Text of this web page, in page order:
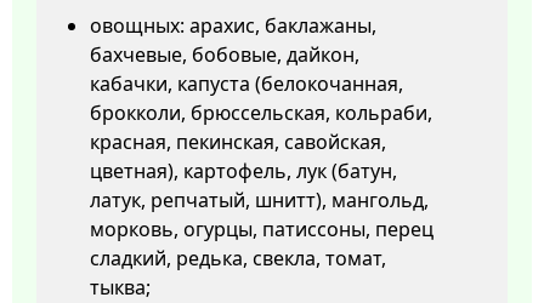
овощных: арахис, баклажаны,
бахчевые, бобовые, дайкон,
кабачки, капуста (белокочанная,
брокколи, брюссельская, кольраби,
красная, пекинская, савойская,
цветная), картофель, лук (батун,
латук, репчатый, шнитт), мангольд,
морковь, огурцы, патиссоны, перец
сладкий, редька, свекла, томат,
тыква;